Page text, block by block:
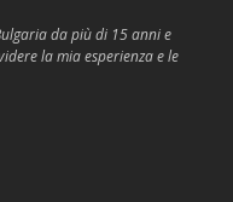
da più di 15 anni e
la mia esperienza e le